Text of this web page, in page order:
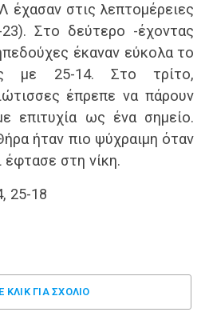
έχασαν στις λεπτομέρειες
Στο δεύτερο -έχοντας
έκαναν εύκολα το
με 25-14. Στο τρίτο,
έπρεπε να πάρουν
επιτυχία ως ένα σημείο.
ήταν πιο ψύχραιμη όταν
έφτασε στη νίκη.
25-18
ΚΛΊΚ ΓΙΑ ΣΧΌΛΙΟ